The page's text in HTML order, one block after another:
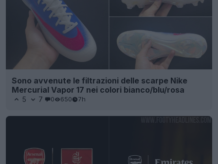
Sono avvenute le filtrazioni delle scarpe Nike
Mercurial Vapor 17 nei colori bianco/blu/rosa
5 7 0 650 7h